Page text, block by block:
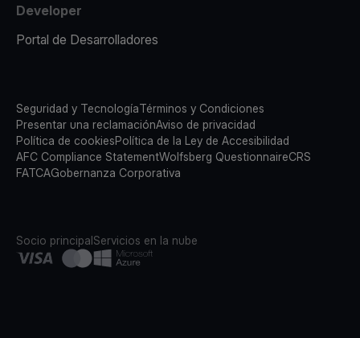
Developer
Portal de Desarrolladores
Seguridad y TecnologíaTérminos y Condiciones
Presentar una reclamaciónAviso de privacidad
Política de cookiesPolítica de la Ley de Accesibilidad
AFC Compliance StatementWolfsberg QuestionnaireCRS
FATCAGobernanza Corporativa
Socio principalServicios en la nube